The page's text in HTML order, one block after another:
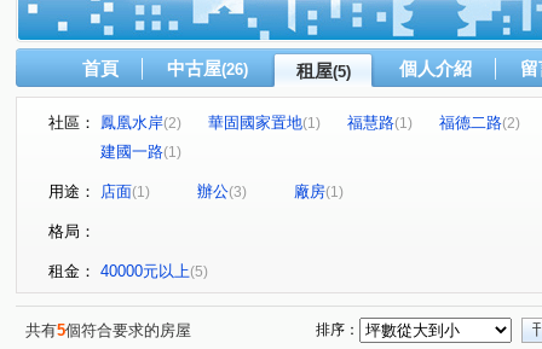
首頁 中古屋(26) 租屋(5) 個人介紹
社區： 鳳凰水岸(2) 華固國家置地(1) 福慧路(1) 福德二路(2)
建國一路(1)
用途： 店面(1) 辦公(3) 廠房(1)
格局：
租金： 40000元以上(5)
共有5個符合要求的房屋 排序：